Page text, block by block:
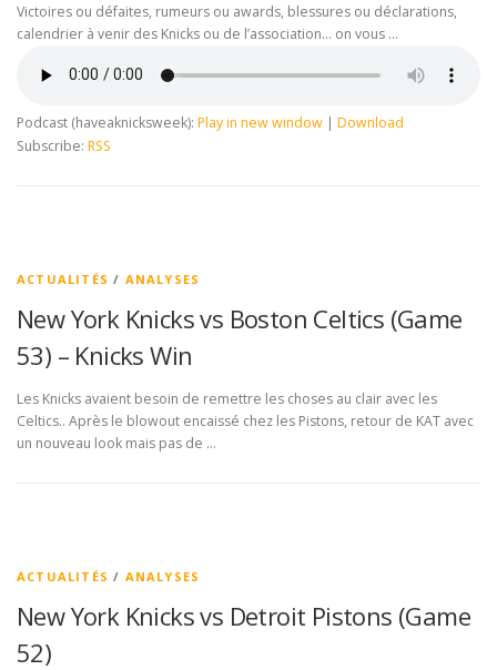
Victoires ou défaites, rumeurs ou awards, blessures ou déclarations,
calendrier à venir des Knicks ou de l’association… on vous …
Podcast (haveaknicksweek): Play in new window | Download
Subscribe: RSS
ACTUALITÉS / ANALYSES
New York Knicks vs Boston Celtics (Game
53) – Knicks Win
Les Knicks avaient besoin de remettre les choses au clair avec les
Celtics.. Après le blowout encaissé chez les Pistons, retour de KAT avec
un nouveau look mais pas de …
ACTUALITÉS / ANALYSES
New York Knicks vs Detroit Pistons (Game
52)